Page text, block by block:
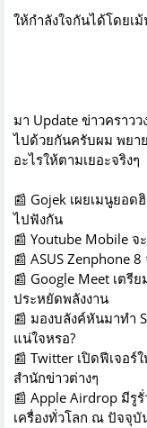
ให้กำลังใจกันได้โดยเ
มา Update ข่าวคราว
ไปด้วยกันครับผม พยา
อะไรให้ตามเยอะจริงๆ
📰 Gojek เผยเมนูยอ
ไปฟังกัน
📰 Youtube Mobile จ
📰 ASUS Zenphone
📰 Google Meet เตรี
ประหยัดพลังงาน
📰 มองบลังค์หันมาทำ
แน่ใจหรอ?
📰 Twitter เปิดฟีเจอ
สำนักข่าวต่างๆ
📰 Apple Airdrop มีรู
เครื่องทั่วโลก ณ ปัจจุบั